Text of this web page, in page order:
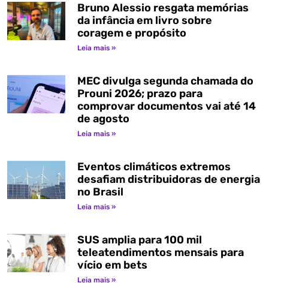
Bruno Alessio resgata memórias
da infância em livro sobre
coragem e propósito
Leia mais »
MEC divulga segunda chamada do
Prouni 2026; prazo para
comprovar documentos vai até 14
de agosto
Leia mais »
Eventos climáticos extremos
desafiam distribuidoras de energia
no Brasil
Leia mais »
SUS amplia para 100 mil
teleatendimentos mensais para
vício em bets
Leia mais »